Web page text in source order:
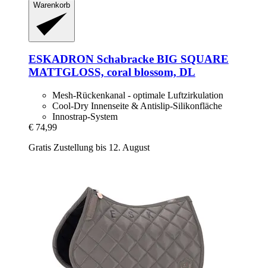
Warenkorb
ESKADRON Schabracke BIG SQUARE
MATTGLOSS, coral blossom, DL
Mesh-Rückenkanal - optimale Luftzirkulation
Cool-Dry Innenseite & Antislip-Silikonfläche
Innostrap-System
€ 74,99
Gratis Zustellung bis 12. August